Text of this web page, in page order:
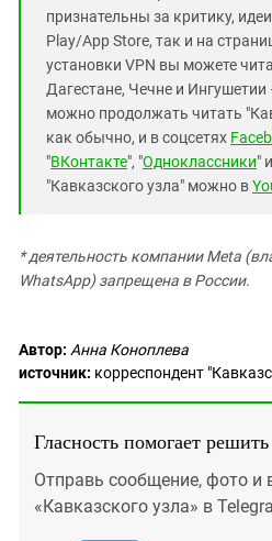
признательны за критику,
Play/App Store, так и на
установки VPN вы можете
Дагестане, Чечне и Ингушетии
можно продолжать читать
как обычно, и в соцсетях
"ВКонтакте", "Одноклассники" и
"Кавказского узла" можно в
* деятельность компании Meta
WhatsApp) запрещена в России.
Автор: Анна Коноплева
источник: корреспондент
Гласность помогает
Отправь сообщение, фото и
«Кавказского узла» в